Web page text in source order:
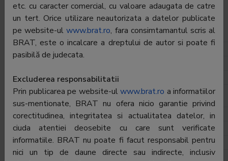
Director General: Constantin Sandu/Cristian Stancu
Departament Difuzare
E-mail:
dana.zamfir@adevarulholding.ro
Departament Publicitate Online
Director:
Denisa Popsor
Telefon:
0372-130.241
E-mail:
denisa.popsor@adevarulholding.ro
etc. cu caracter comercial, cu valoare adaugata de catre
un tert. Orice utilizare neautorizata a datelor publicate
pe website-ulwww.brat.ro, fara consimtamantul scris al
BRAT, este o incalcare a dreptului de autor si poate fi
pasibilă de judecata.
Excluderea responsabilitatii
Prin publicarea pe website-ulwww.brat.ro a informatiilor
sus-mentionate, BRAT nu ofera nicio garantie privind
corectitudinea, integritatea si actualitatea datelor, in
ciuda atentiei deosebite cu care sunt verificate
informatiile. BRAT nu poate fi facut responsabil pentru
nici un tip de daune directe sau indirecte, inclusiv